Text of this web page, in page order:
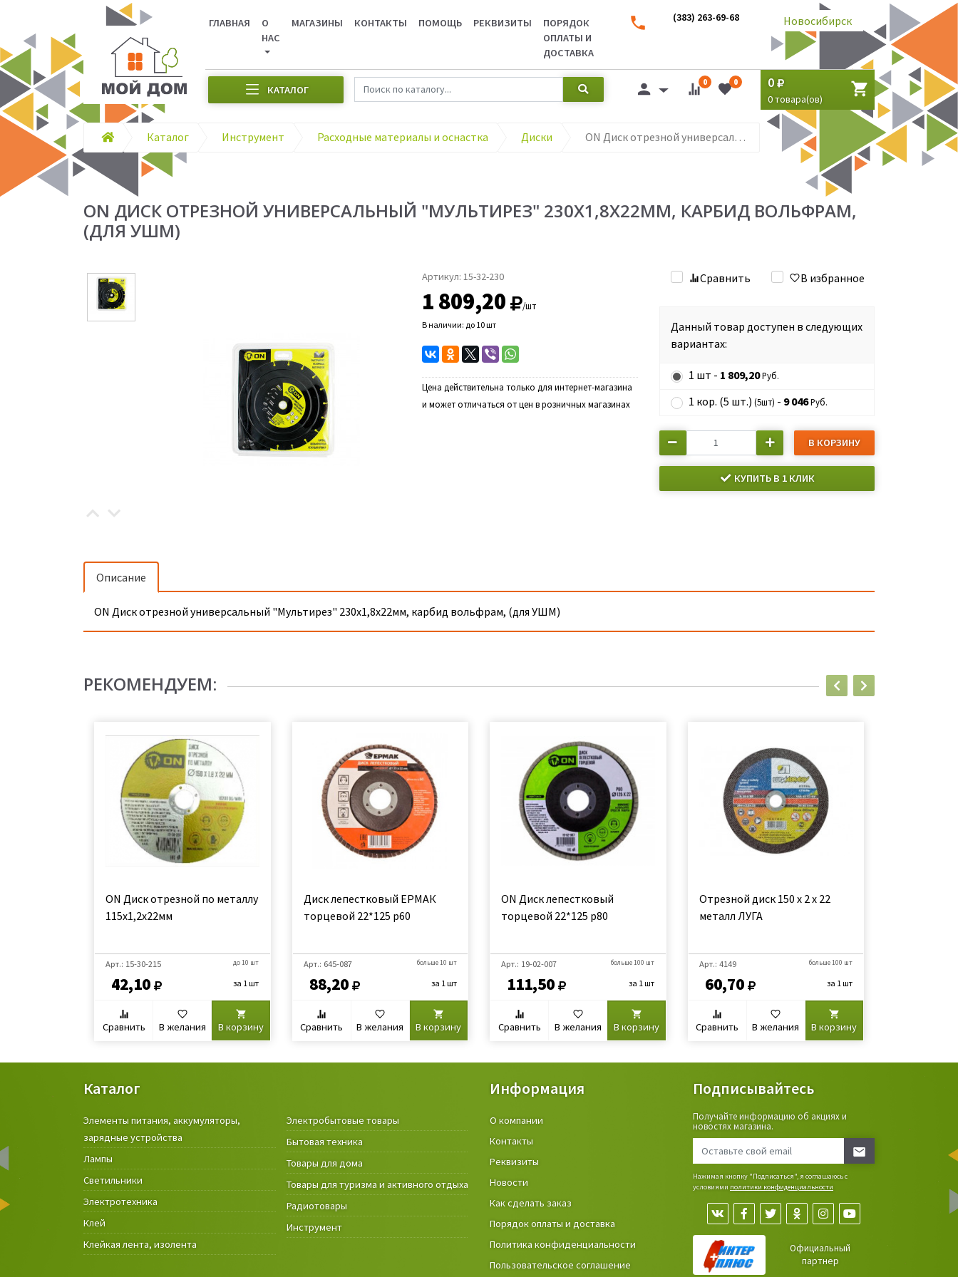
ГЛАВНАЯ
О
НАС
МАГАЗИНЫ КОНТАКТЫ ПОМОЩЬ РЕКВИЗИТЫ
ПОРЯДОК
ОПЛАТЫ И
ДОСТАВКА
(383) 263-69-68 Новосибирск
КАТАЛОГ
0 0 0
0товара(ов)
Каталог Инструмент Расходные материалы и оснастка Диски ON Диск отрезной универсальный "Мультирез" 230х1,8х22мм, карбид вольфрам, (для УШМ)
ON ДИСК ОТРЕЗНОЙ УНИВЕРСАЛЬНЫЙ "МУЛЬТИРЕЗ" 230Х1,8Х22ММ, КАРБИД ВОЛЬФРАМ,
(ДЛЯ УШМ)
Артикул: 15-32-230
1 809,20 /шт
В наличии: до 10 шт
Цена действительна только для интернет-магазина
и может отличаться от цен в розничных магазинах
Сравнить В избранное
Данный товар доступен в следующих
вариантах:
1 шт - 1 809,20 Руб.
1 кор. (5 шт.) (5шт) - 9 046 Руб.
В КОРЗИНУ
КУПИТЬ В 1 КЛИК
Описание
ON Диск отрезной универсальный "Мультирез" 230х1,8х22мм, карбид вольфрам, (для УШМ)
РЕКОМЕНДУЕМ:
ON Диск отрезной по металлу
115х1,2х22мм
Арт.: 15-30-215
42,10
до 10 шт
за 1 шт
Сравнить В желания В корзину
Диск лепестковый ЕРМАК
торцевой 22*125 р60
Арт.: 645-087
88,20
больше 10 шт
за 1 шт
Сравнить В желания В корзину
ON Диск лепестковый
торцевой 22*125 р80
Арт.: 19-02-007
111,50
больше 100 шт
за 1 шт
Сравнить В желания В корзину
Отрезной диск 150 х 2 х 22
металл ЛУГА
Арт.: 4149
60,70
больше 100 шт
за 1 шт
Сравнить В желания В корзину
Каталог
Элементы питания, аккумуляторы,
зарядные устройства
Лампы
Светильники
Электротехника
Клей
Клейкая лента, изолента
Электробытовые товары
Бытовая техника
Товары для дома
Товары для туризма и активного отдыха
Радиотовары
Инструмент
Крепёжные изделия и строительные
материалы
Товары и инструмент для дачи, сада,
Фонари
Информация
О компании
Контакты
Реквизиты
Новости
Как сделать заказ
Порядок оплаты и доставка
Политика конфиденциальности
Пользовательское соглашение
Подписывайтесь
Получайте информацию об акциях и
новостях магазина.
Нажимая кнопку "Подписаться", я соглашаюсь с
условиями политики конфиденциальности
Официальный
партнер